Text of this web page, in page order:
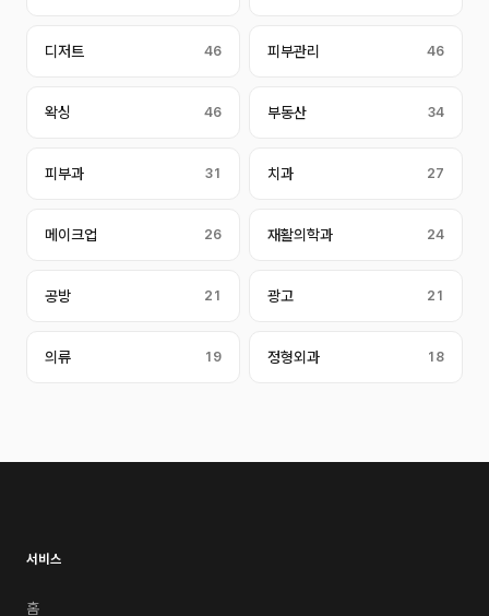
디저트 46 피부관리 46
왁싱 46 부동산 34
피부과 31 치과 27
메이크업 26 재활의학과 24
공방 21 광고 21
의류 19 정형외과 18
서비스
홈